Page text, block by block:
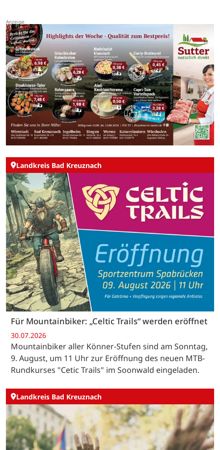
Landkreis Bad Kreuznach
Für Mountainbiker: „Celtic Trails“ werden eröffnet
30.07.2026
Mountainbiker aller Könner-Stufen sind am Sonntag,
9. August, um 11 Uhr zur Eröffnung des neuen MTB-
Rundkurses "Cetic Trails" im Soonwald eingeladen.
Landkreis Bad Kreuznach